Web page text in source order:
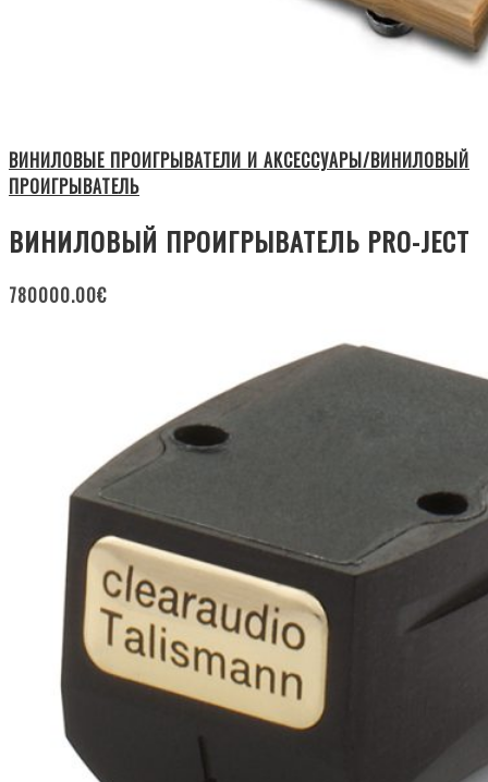
ВИНИЛОВЫЕ ПРОИГРЫВАТЕЛИ И АКСЕССУАРЫ/ВИНИЛОВЫЙ
ПРОИГРЫВАТЕЛЬ
ВИНИЛОВЫЙ ПРОИГРЫВАТЕЛЬ PRO-JECT
780000.00€